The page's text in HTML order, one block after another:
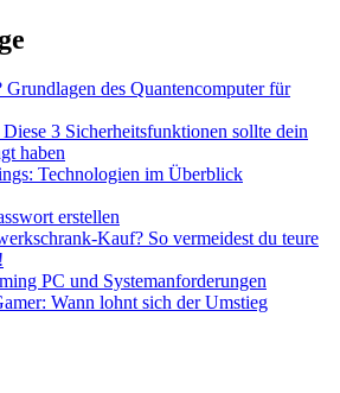
Grundlagen des Quantencomputer für
3 Sicherheitsfunktionen sollte dein
haben
Technologien im Überblick
erstellen
Kauf? So vermeidest du teure
PC und Systemanforderungen
Wann lohnt sich der Umstieg